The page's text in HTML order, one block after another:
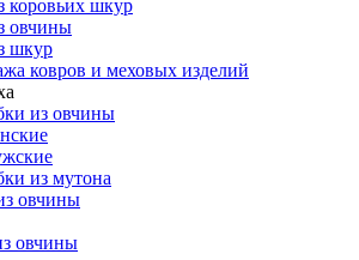
коровьих шкур
овчины
шкур
ковров и меховых изделий
из овчины
из мутона
овчины
овчины